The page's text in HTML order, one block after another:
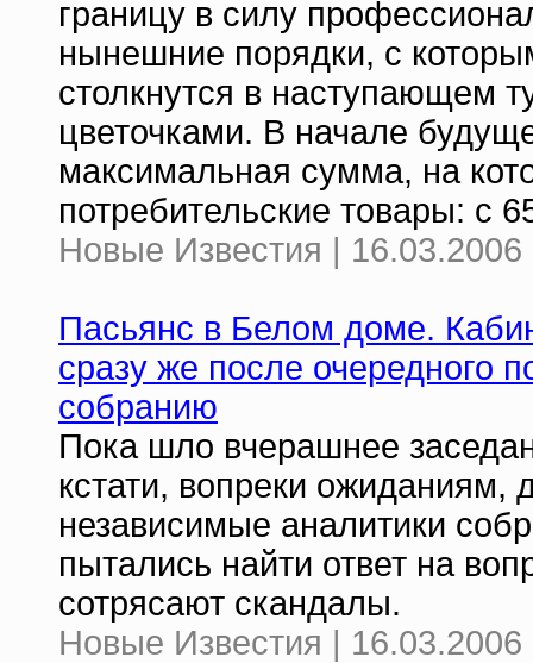
границу в силу
нынешние порядки, с
столкнутся в наступающем
цветочками. В начале
максимальная сумма, на
потребительские товары: с
Новые Известия | 16.03.2006
Пасьянс в Белом доме.
сразу же после очередного
собранию
Пока шло вчерашнее
кстати, вопреки
независимые аналитики
пытались найти ответ на
сотрясают скандалы.
Новые Известия | 16.03.2006